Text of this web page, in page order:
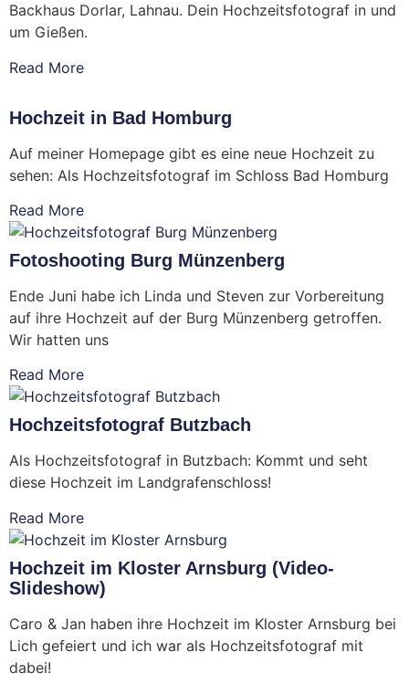
Backhaus Dorlar, Lahnau. Dein Hochzeitsfotograf in und
um Gießen.
Read More
Hochzeit in Bad Homburg
Auf meiner Homepage gibt es eine neue Hochzeit zu
sehen: Als Hochzeitsfotograf im Schloss Bad Homburg
Read More
Fotoshooting Burg Münzenberg
Ende Juni habe ich Linda und Steven zur Vorbereitung
auf ihre Hochzeit auf der Burg Münzenberg getroffen.
Wir hatten uns
Read More
Hochzeitsfotograf Butzbach
Als Hochzeitsfotograf in Butzbach: Kommt und seht
diese Hochzeit im Landgrafenschloss!
Read More
Hochzeit im Kloster Arnsburg (Video-
Slideshow)
Caro & Jan haben ihre Hochzeit im Kloster Arnsburg bei
Lich gefeiert und ich war als Hochzeitsfotograf mit
dabei!